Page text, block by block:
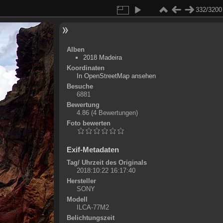
332/3200
Alben
2018 Madeira
Koordinaten
+
-
In OpenStreetMap ansehen
Besuche
6881
Bewertung
4.86 (4 Bewertungen)
Foto bewerten
Exif-Metadaten
Tag/ Uhrzeit des Originals
2018:10:22 16:17:40
Hersteller
SONY
Modell
ILCA-77M2
Belichtungszeit